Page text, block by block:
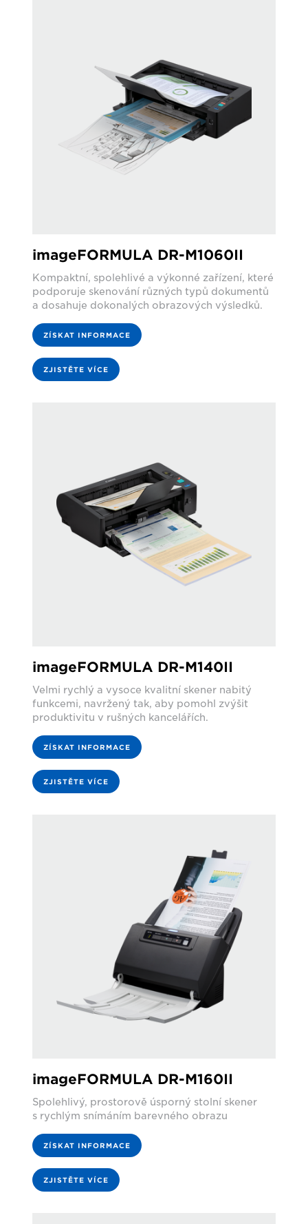
imageFORMULA DR-M1060II
Kompaktní, spolehlivé a výkonné zařízení, které
podporuje skenování různých typů dokumentů
a dosahuje dokonalých obrazových výsledků.
ZÍSKAT INFORMACE
ZJISTĚTE VÍCE
imageFORMULA DR-M140II
Velmi rychlý a vysoce kvalitní skener nabitý
funkcemi, navržený tak, aby pomohl zvýšit
produktivitu v rušných kancelářích.
ZÍSKAT INFORMACE
ZJISTĚTE VÍCE
imageFORMULA DR-M160II
Spolehlivý, prostorově úsporný stolní skener
s rychlým snímáním barevného obrazu
ZÍSKAT INFORMACE
ZJISTĚTE VÍCE